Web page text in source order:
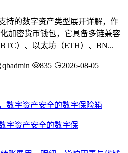
持的数字资产类型展开详解，作
加密货币钱包，它具备多链兼容
）、以太坊（ETH）、BN...
qbadmin 835 2026-08-05
字资产安全的数字保